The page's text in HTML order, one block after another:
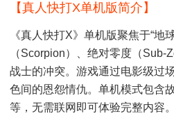
【真人快打x单机版简介】
《真人快打X》单机版聚焦于“地
（Scorpion）、绝对零度（Sub-
战士的冲突。游戏通过电影级过
色间的恩怨情仇。单机模式包含
等，无需联网即可体验完整内容。